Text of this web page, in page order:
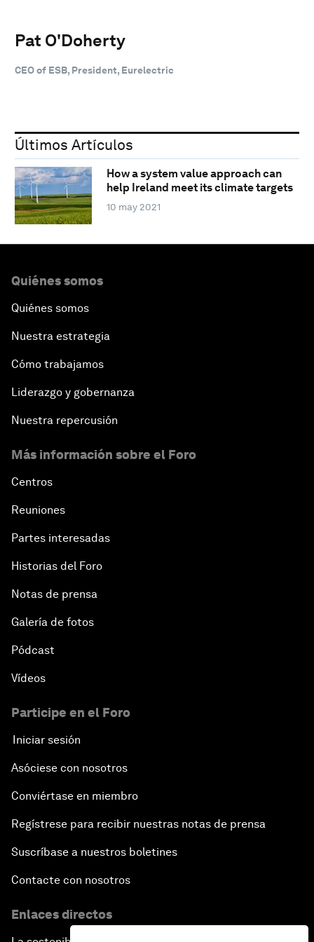
Pat O'Doherty
CEO of ESB, President, Eurelectric
Últimos Artículos
How a system value approach can
help Ireland meet its climate targets
10 may 2021
Quiénes somos
Quiénes somos
Nuestra estrategia
Cómo trabajamos
Liderazgo y gobernanza
Nuestra repercusión
Más información sobre el Foro
Centros
Reuniones
Partes interesadas
Historias del Foro
Notas de prensa
Galería de fotos
Pódcast
Vídeos
Participe en el Foro
Iniciar sesión
Asóciese con nosotros
Conviértase en miembro
Regístrese para recibir nuestras notas de prensa
Suscríbase a nuestros boletines
Contacte con nosotros
Enlaces directos